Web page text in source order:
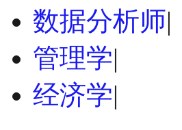
数据分析师|
管理学|
经济学|